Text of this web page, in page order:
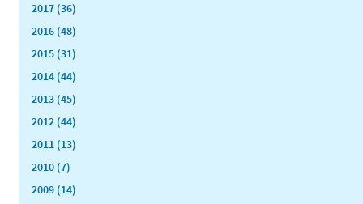
2017 (36)
2016 (48)
2015 (31)
2014 (44)
2013 (45)
2012 (44)
2011 (13)
2010 (7)
2009 (14)